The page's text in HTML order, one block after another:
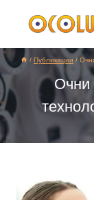
/ Публикации /
Очни